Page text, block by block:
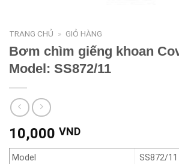
TRANG CHỦ » GIỎ HÀNG
Bơm chìm giếng khoan
Model: SS872/11
10,000 VND
Model
SS872/11